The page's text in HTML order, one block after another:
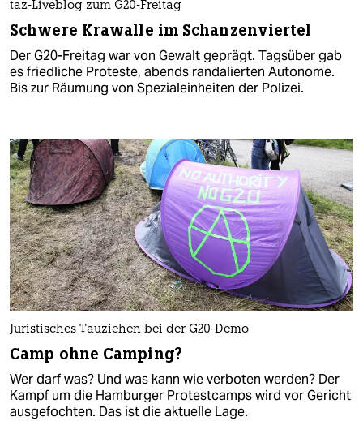
taz-Liveblog zum G20-Freitag
Schwere Krawalle im Schanzenviertel
Der G20-Freitag war von Gewalt geprägt. Tagsüber gab
es friedliche Proteste, abends randalierten Autonome.
Bis zur Räumung von Spezialeinheiten der Polizei.
Juristisches Tauziehen bei der G20-Demo
Camp ohne Camping?
Wer darf was? Und was kann wie verboten werden? Der
Kampf um die Hamburger Protestcamps wird vor Gericht
ausgefochten. Das ist die aktuelle Lage.